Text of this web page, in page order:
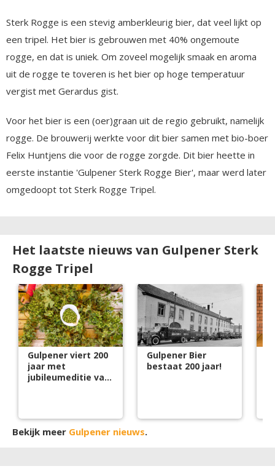
Sterk Rogge is een stevig amberkleurig bier, dat veel lijkt op
een tripel. Het bier is gebrouwen met 40% ongemoute
rogge, en dat is uniek. Om zoveel mogelijk smaak en aroma
uit de rogge te toveren is het bier op hoge temperatuur
vergist met Gerardus gist.
Voor het bier is een (oer)graan uit de regio gebruikt, namelijk
rogge. De brouwerij werkte voor dit bier samen met bio-boer
Felix Huntjens die voor de rogge zorgde. Dit bier heette in
eerste instantie 'Gulpener Sterk Rogge Bier', maar werd later
omgedoopt tot Sterk Rogge Tripel.
Het laatste nieuws van Gulpener Sterk
Rogge Tripel
Gulpener viert 200
jaar met
jubileumeditie van
Gulpener Bier
bestaat 200 jaar!
Bekijk meer Gulpener nieuws.